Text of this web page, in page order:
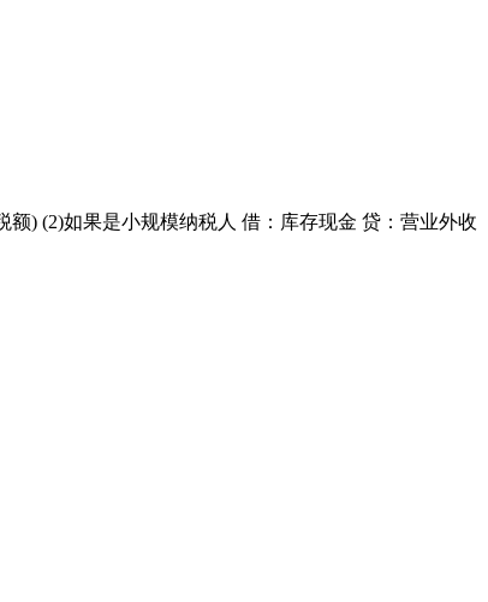
) (2)如果是小规模纳税人 借：库存现金 贷：营业外收